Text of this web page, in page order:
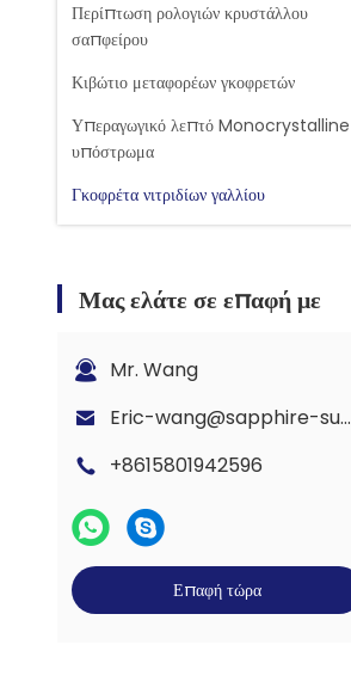
Περίπτωση ρολογιών κρυστάλλου
σαπφείρου
Κιβώτιο μεταφορέων γκοφρετών
Υπεραγωγικό λεπτό Monocrystalline
υπόστρωμα
Γκοφρέτα νιτριδίων γαλλίου
Μας ελάτε σε επαφή με
Mr. Wang
Eric-wang@sapphire-substrate.com
+8615801942596
Επαφή τώρα